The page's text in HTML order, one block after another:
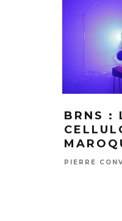
BRNS :
PIERRE